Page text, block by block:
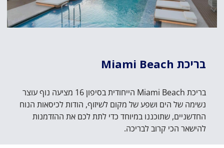
בריכת Miami Beach
בריכת Miami Beach הייחודית בסיפון 16 מציעה נוף עוצר
נשימה של הים ושפע של מקום לשיזוף, הודות לכיסאות הנוח
החדשניים, שתוכננו במיוחד כדי לתת לכם את ההזדמנות
להישאר הכי קרוב לבריכה.